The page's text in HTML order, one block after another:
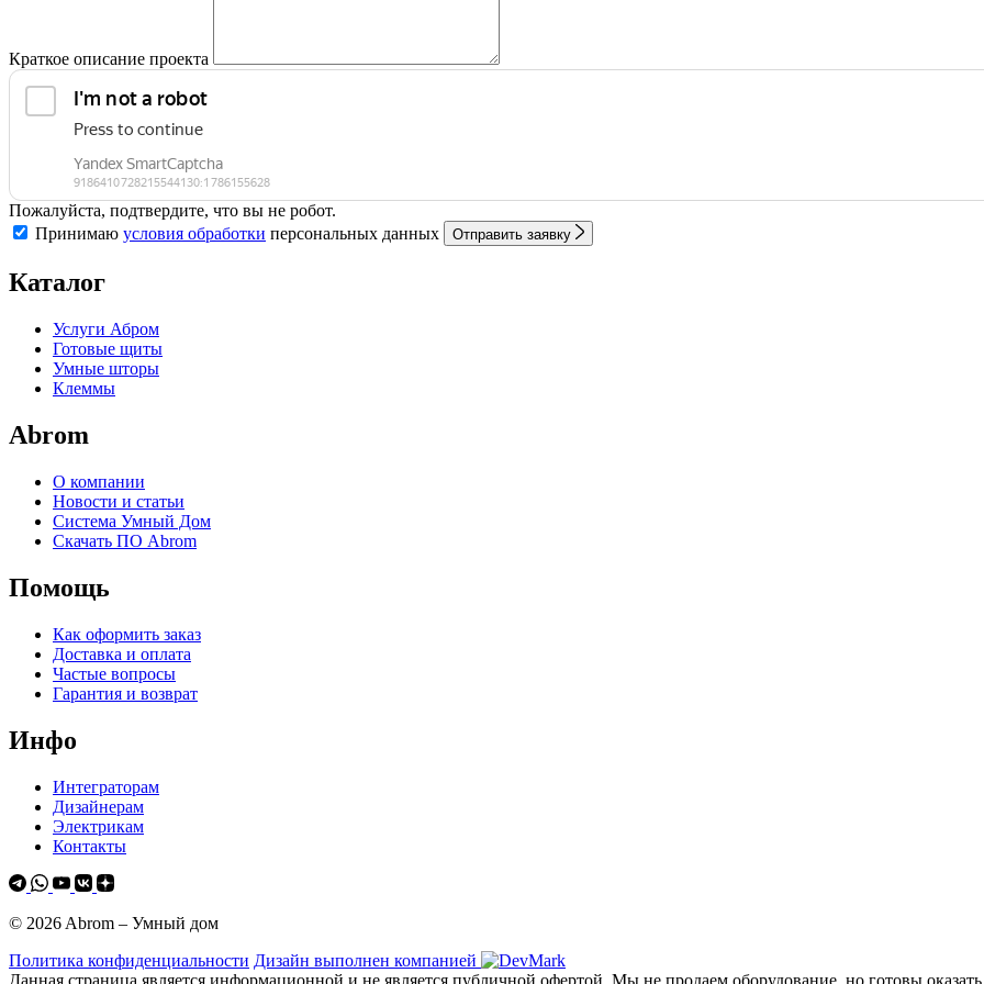
Краткое описание проекта
Пожалуйста, подтвердите, что вы не робот.
Принимаю условия обработки персональных данных Отправить заявку
Каталог
Услуги Абром
Готовые щиты
Умные шторы
Клеммы
Abrom
О компании
Новости и статьи
Система Умный Дом
Скачать ПО Abrom
Помощь
Как оформить заказ
Доставка и оплата
Частые вопросы
Гарантия и возврат
Инфо
Интеграторам
Дизайнерам
Электрикам
Контакты
© 2026 Abrom – Умный дом
Политика конфиденциальности Дизайн выполнен компанией
Данная страница является информационной и не является публичной офертой. Мы не продаем оборудование, но готовы